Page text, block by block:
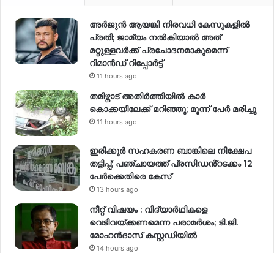
അര്‍ജുന്‍ ആയങ്കി നിരവധി കേസുകളില്‍
പ്രതി; ജാമ്യം നല്‍കിയാല്‍ അത്
മറ്റുള്ളവര്‍ക്ക് പ്രചോദനമാകുമെന്ന്
റിമാന്‍ഡ് റിപ്പോര്‍ട്ട്
11 hours ago
തമിഴ്നാട് അതിർത്തിയിൽ കാർ
കൊക്കയിലേക്ക് മറിഞ്ഞു; മൂന്ന് പേർ മരിച്ചു
11 hours ago
ഇരിക്കൂർ സഹകരണ ബാങ്കിലെ നിക്ഷേപ
തട്ടിപ്പ്; പഞ്ചായത്ത് പ്രസിഡൻ്റടക്കം 12
പേർക്കെതിരെ കേസ്
13 hours ago
നീറ്റ് വിഷയം : വിദ്യാർഥികളെ
വെടിവയ്ക്കണമെന്ന പരാമർശം; ടി.ജി.
മോഹൻദാസ് കസ്റ്റഡിയിൽ
14 hours ago